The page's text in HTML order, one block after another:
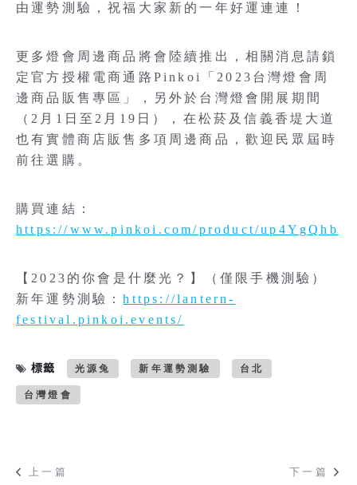
由運勢測驗，祝福大家新的一年好運連連！
更多燈會周邊商品將會陸續推出，相關消息請鎖
定官方授權電商通路Pinkoi「2023台灣燈會周
邊商品販售專區」，另外於台灣燈會開展期間
（2月1日至2月19日），在松菸及信義香堤大道
也有實體商店販售多項周邊商品，歡迎民眾屆時
前往選購。
購買連結：
https://www.pinkoi.com/product/up4YgQhb
【2023的你會是什麼光？】（僅限手機測驗）
新年運勢測驗：https://lantern-
festival.pinkoi.events/
標籤 光源兔 新年運勢測驗 台北
台灣燈會
上一篇 下一篇